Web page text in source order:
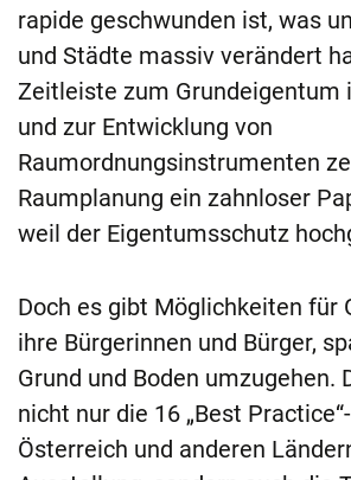
rapide geschwunden ist, was
und Städte massiv verändert
Zeitleiste zum Grundeigentum
und zur Entwicklung von
Raumordnungsinstrumenten
Raumplanung ein zahnloser
weil der Eigentumsschutz
Doch es gibt Möglichkeiten für
ihre Bürgerinnen und Bürger,
Grund und Boden umzugehen.
nicht nur die 16 „Best
Österreich und anderen